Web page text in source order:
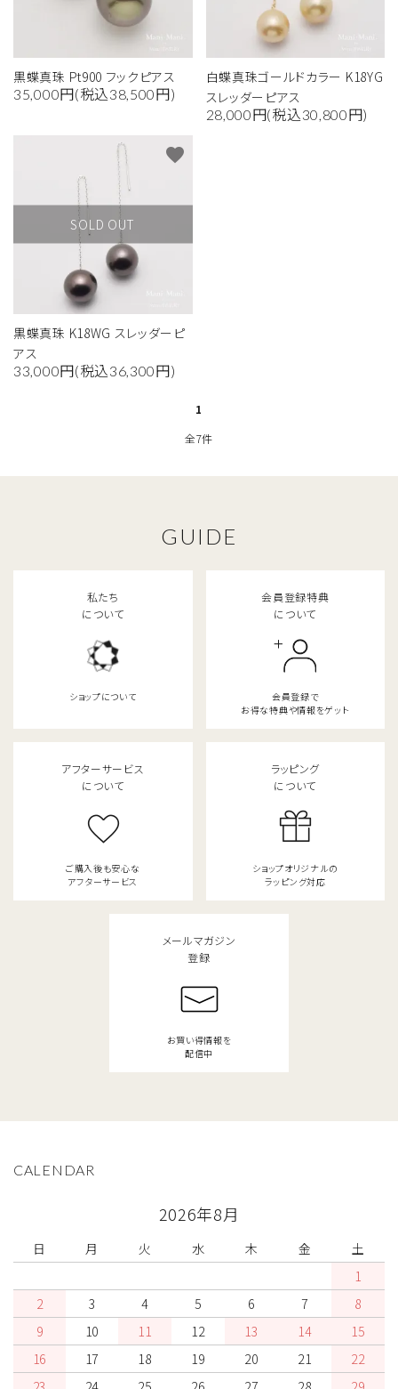
黒蝶真珠 Pt900 フックピアス
35,000円(税込38,500円)
白蝶真珠ゴールドカラー K18YG
スレッダーピアス
28,000円(税込30,800円)
SOLD OUT
黒蝶真珠 K18WG スレッダーピ
アス
33,000円(税込36,300円)
favorite
1
全7件
カテゴリー
close
GUIDE
私たち
について
ショップについて
会員登録特典
について
会員登録で
お得な特典や情報をゲット
アフターサービス
について
ご購入後も安心な
アフターサービス
ラッピング
について
ショップオリジナルの
ラッピング対応
メールマガジン
登録
お買い得情報を
配信中
CALENDAR
2026年8月
日 月 火 水 木 金
土
1
2
3 4 5 6 7
8
9
10 11 12 13 14
15
16
17 18 19 20 21
22